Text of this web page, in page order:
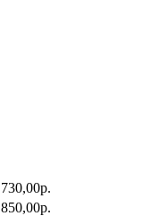
730,00р.
850,00р.